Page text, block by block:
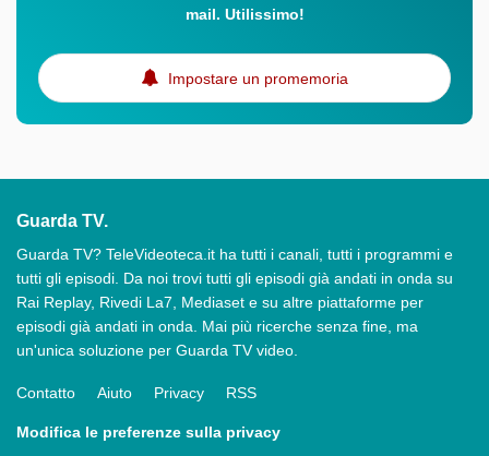
mail. Utilissimo!
Impostare un promemoria
Guarda TV.
Guarda TV? TeleVideoteca.it ha tutti i canali, tutti i programmi e
tutti gli episodi. Da noi trovi tutti gli episodi già andati in onda su
Rai Replay, Rivedi La7, Mediaset e su altre piattaforme per
episodi già andati in onda. Mai più ricerche senza fine, ma
un'unica soluzione per Guarda TV video.
Contatto Aiuto Privacy RSS
Modifica le preferenze sulla privacy